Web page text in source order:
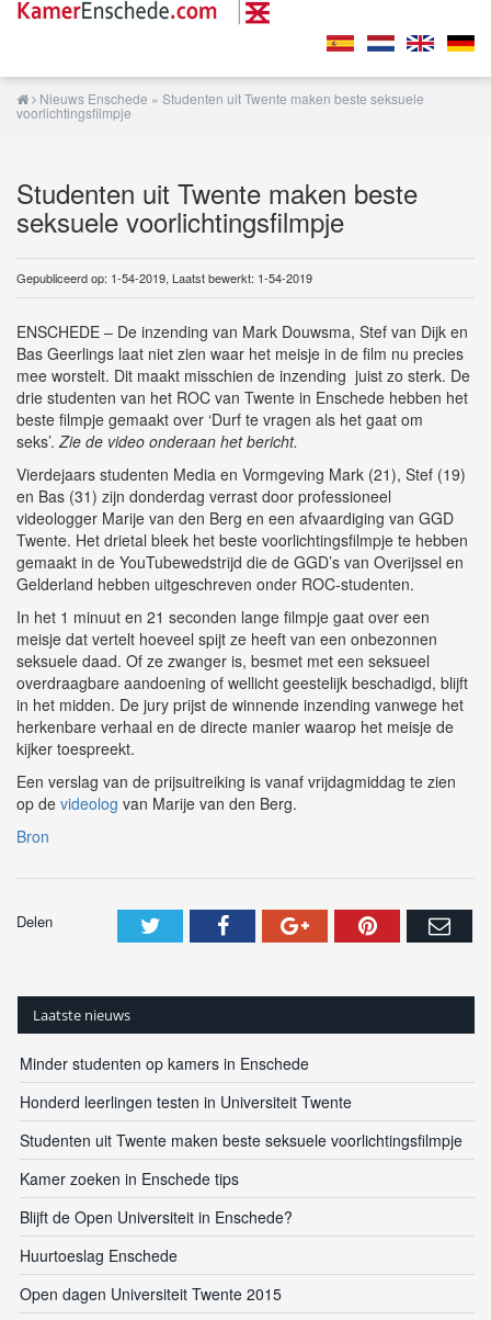
Nieuws Enschede » Studenten uit Twente maken beste seksuele
voorlichtingsfilmpje
Studenten uit Twente maken beste
seksuele voorlichtingsfilmpje
Gepubliceerd op: 1-54-2019, Laatst bewerkt: 1-54-2019
ENSCHEDE – De inzending van Mark Douwsma, Stef van Dijk en
Bas Geerlings laat niet zien waar het meisje in de film nu precies
mee worstelt. Dit maakt misschien de inzending juist zo sterk. De
drie studenten van het ROC van Twente in Enschede hebben het
beste filmpje gemaakt over ‘Durf te vragen als het gaat om
seks’. Zie de video onderaan het bericht.
Vierdejaars studenten Media en Vormgeving Mark (21), Stef (19)
en Bas (31) zijn donderdag verrast door professioneel
videologger Marije van den Berg en een afvaardiging van GGD
Twente. Het drietal bleek het beste voorlichtingsfilmpje te hebben
gemaakt in de YouTubewedstrijd die de GGD’s van Overijssel en
Gelderland hebben uitgeschreven onder ROC-studenten.
In het 1 minuut en 21 seconden lange filmpje gaat over een
meisje dat vertelt hoeveel spijt ze heeft van een onbezonnen
seksuele daad. Of ze zwanger is, besmet met een seksueel
overdraagbare aandoening of wellicht geestelijk beschadigd, blijft
in het midden. De jury prijst de winnende inzending vanwege het
herkenbare verhaal en de directe manier waarop het meisje de
kijker toespreekt.
Een verslag van de prijsuitreiking is vanaf vrijdagmiddag te zien
op de videolog van Marije van den Berg.
Bron
Delen
Laatste nieuws
Minder studenten op kamers in Enschede
Honderd leerlingen testen in Universiteit Twente
Studenten uit Twente maken beste seksuele voorlichtingsfilmpje
Kamer zoeken in Enschede tips
Blijft de Open Universiteit in Enschede?
Huurtoeslag Enschede
Open dagen Universiteit Twente 2015